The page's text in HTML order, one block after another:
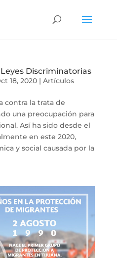
Discriminatorias
18, 2020| Artículos
contra la trata de
una preocupación para
Así ha sido desde el
en este 2020,
y social causada por la